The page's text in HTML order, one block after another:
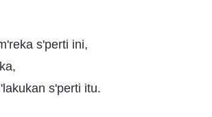
s'perti ini,
s'perti itu.